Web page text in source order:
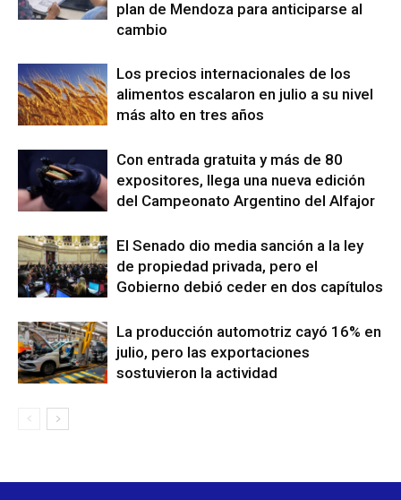
plan de Mendoza para anticiparse al
cambio
Los precios internacionales de los
alimentos escalaron en julio a su nivel
más alto en tres años
Con entrada gratuita y más de 80
expositores, llega una nueva edición
del Campeonato Argentino del Alfajor
El Senado dio media sanción a la ley
de propiedad privada, pero el
Gobierno debió ceder en dos capítulos
La producción automotriz cayó 16% en
julio, pero las exportaciones
sostuvieron la actividad